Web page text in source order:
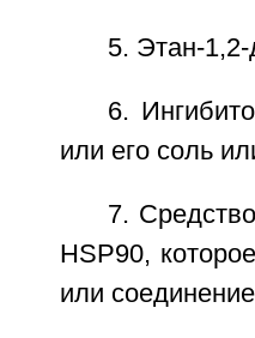
5. Этан-
6.
или его соль
7.
HSP90,
или